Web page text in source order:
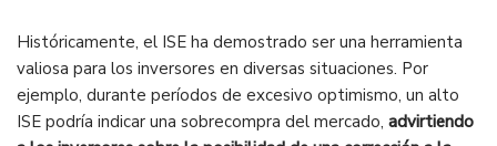
Históricamente, el ISE ha demostrado ser una herramienta
valiosa para los inversores en diversas situaciones. Por
ejemplo, durante períodos de excesivo optimismo, un alto
ISE podría indicar una sobrecompra del mercado, advirtiendo